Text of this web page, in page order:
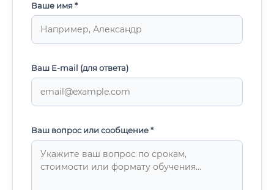
Ваше имя *
Ваш E-mail (для ответа)
Ваш вопрос или сообщение *